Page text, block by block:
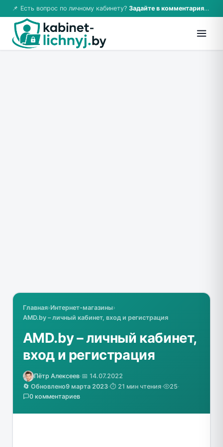
📌 Есть вопрос по личному кабинету? Задайте в комментариях — ответим!
Главная›Интернет-магазины›
AMD.by – личный кабинет, вход и регистрация
AMD.by – личный кабинет,
вход и регистрация
Пётр Алексеев·📅 14.07.2022
🔄 Обновлено9 марта 2023·⏱️ 21 мин чтения· 25·
0 комментариев